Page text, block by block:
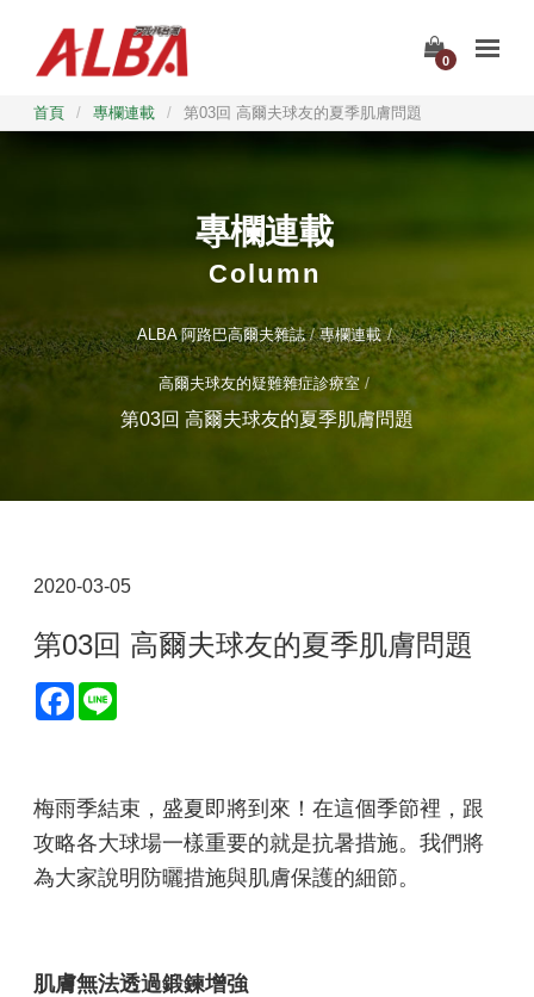
0
首頁 / 專欄連載 / 第03回 高爾夫球友的夏季肌膚問題
專欄連載
Column
ALBA 阿路巴高爾夫雜誌 專欄連載
高爾夫球友的疑難雜症診療室
第03回 高爾夫球友的夏季肌膚問題
2020-03-05
第03回 高爾夫球友的夏季肌膚問題
Facebook
梅雨季結束，盛夏即將到來！在這個季節裡，跟
攻略各大球場一樣重要的就是抗暑措施。我們將
為大家說明防曬措施與肌膚保護的細節。
肌膚無法透過鍛鍊增強